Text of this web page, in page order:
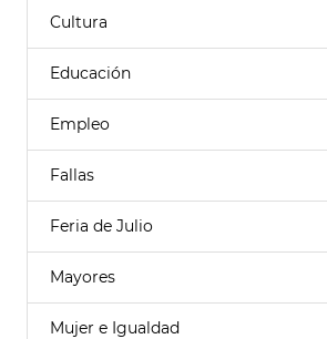
Cultura
Educación
Empleo
Fallas
Feria de Julio
Mayores
Mujer e Igualdad